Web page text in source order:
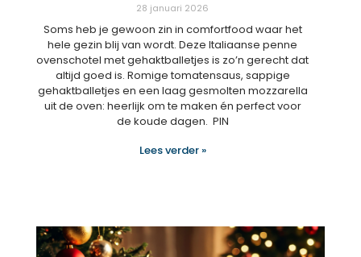
28 januari 2026
Soms heb je gewoon zin in comfortfood waar het
hele gezin blij van wordt. Deze Italiaanse penne
ovenschotel met gehaktballetjes is zo’n gerecht dat
altijd goed is. Romige tomatensaus, sappige
gehaktballetjes en een laag gesmolten mozzarella
uit de oven: heerlijk om te maken én perfect voor
de koude dagen. PIN
Lees verder »